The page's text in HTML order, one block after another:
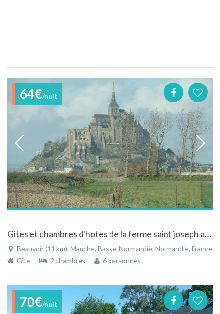
64€/nuit
Gites et chambres d'hotes de la ferme saint joseph avec vue exceptionnelle sur le mont Saint Michel
Beauvoir (11 km), Manche, Basse-Normandie, Normandie, France
Gîte
2 chambres 6 personnes
70€/nuit